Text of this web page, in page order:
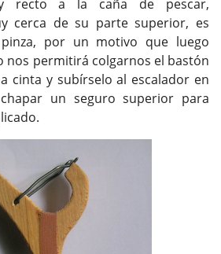
recto a la caña de pescar,
cerca de su parte superior, es
por un motivo que luego
nos permitirá colgarnos el bastón
cinta y subírselo al escalador en
un seguro superior para